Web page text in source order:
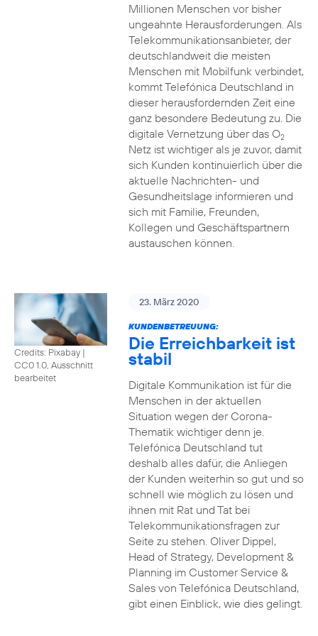
Millionen Menschen vor bisher
ungeahnte Herausforderungen. Als
Telekommunikationsanbieter, der
deutschlandweit die meisten
Menschen mit Mobilfunk verbindet,
kommt Telefónica Deutschland in
dieser herausfordernden Zeit eine
ganz besondere Bedeutung zu. Die
digitale Vernetzung über das O2
Netz ist wichtiger als je zuvor, damit
sich Kunden kontinuierlich über die
aktuelle Nachrichten- und
Gesundheitslage informieren und
sich mit Familie, Freunden,
Kollegen und Geschäftspartnern
austauschen können.
Credits: Pixabay |
CC0 1.0, Ausschnitt
bearbeitet
23. März 2020
KUNDENBETREUUNG:
Die Erreichbarkeit ist
stabil
Digitale Kommunikation ist für die
Menschen in der aktuellen
Situation wegen der Corona-
Thematik wichtiger denn je.
Telefónica Deutschland tut
deshalb alles dafür, die Anliegen
der Kunden weiterhin so gut und so
schnell wie möglich zu lösen und
ihnen mit Rat und Tat bei
Telekommunikationsfragen zur
Seite zu stehen. Oliver Dippel,
Head of Strategy, Development &
Planning im Customer Service &
Sales von Telefónica Deutschland,
gibt einen Einblick, wie dies gelingt.